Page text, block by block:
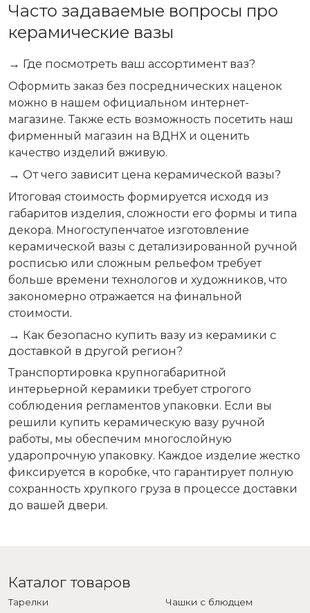
Часто задаваемые вопросы про
керамические вазы
→ Где посмотреть ваш ассортимент ваз?
Оформить заказ без посреднических наценок
можно в нашем официальном интернет-
магазине. Также есть возможность посетить наш
фирменный магазин на ВДНХ и оценить
качество изделий вживую.
→ От чего зависит цена керамической вазы?
Итоговая стоимость формируется исходя из
габаритов изделия, сложности его формы и типа
декора. Многоступенчатое изготовление
керамической вазы с детализированной ручной
росписью или сложным рельефом требует
больше времени технологов и художников, что
закономерно отражается на финальной
стоимости.
→ Как безопасно купить вазу из керамики с
доставкой в другой регион?
Транспортировка крупногабаритной
интерьерной керамики требует строгого
соблюдения регламентов упаковки. Если вы
решили купить керамическую вазу ручной
работы, мы обеспечим многослойную
ударопрочную упаковку. Каждое изделие жестко
фиксируется в коробке, что гарантирует полную
сохранность хрупкого груза в процессе доставки
до вашей двери.
Каталог товаров
Тарелки
Чашки с блюдцем